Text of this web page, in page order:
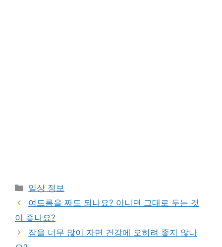
Categories
일상 정보
여드름을 짜도 되나요? 아니면 그대로 두는 것
이 좋나요?
잠을 너무 많이 자면 건강에 오히려 좋지 않나